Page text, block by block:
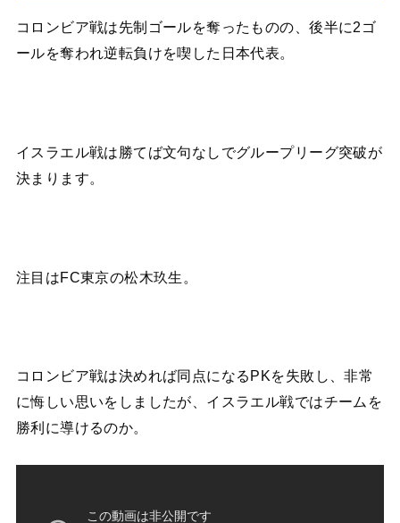
コロンビア戦は先制ゴールを奪ったものの、後半に2ゴ
ールを奪われ逆転負けを喫した日本代表。
イスラエル戦は勝てば文句なしでグループリーグ突破が
決まります。
注目はFC東京の松木玖生。
コロンビア戦は決めれば同点になるPKを失敗し、非常
に悔しい思いをしましたが、イスラエル戦ではチームを
勝利に導けるのか。